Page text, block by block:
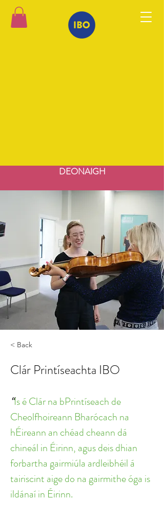
DEONAIGH
< Back
Clár Printíseachta IBO
“Is é Clár na bPrintíseach de
Cheolfhoireann Bharócach na
hÉireann an chéad cheann dá
chineál in Éirinn, agus deis dhian
forbartha gairmiúla ardleibhéil á
tairiscint aige do na gairmithe óga is
ildánaí in Éirinn.